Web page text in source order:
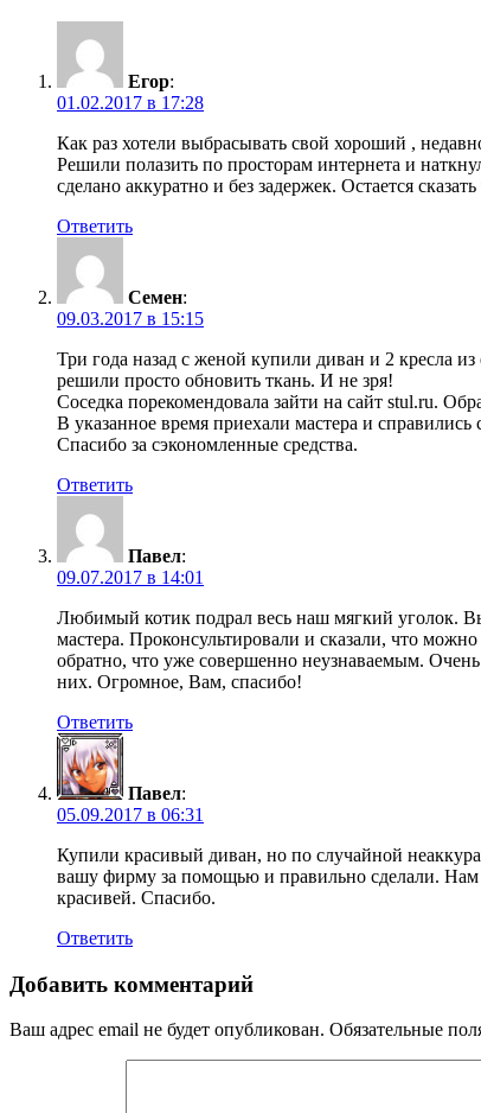
Егор:
01.02.2017 в 17:28
Как раз хотели выбрасывать свой хороший ,
Решили полазить по просторам интернета и
сделано аккуратно и без задержек. Остается
Ответить
Семен:
09.03.2017 в 15:15
Три года назад с женой купили диван и 2 кресла
решили просто обновить ткань. И не зря!
Соседка порекомендовала зайти на сайт stul.ru.
В указанное время приехали мастера и
Спасибо за сэкономленные средства.
Ответить
Павел:
09.07.2017 в 14:01
Любимый котик подрал весь наш мягкий уголок.
мастера. Проконсультировали и сказали, что
обратно, что уже совершенно неузнаваемым.
них. Огромное, Вам, спасибо!
Ответить
Павел:
05.09.2017 в 06:31
Купили красивый диван, но по случайной
вашу фирму за помощью и правильно сделали. Нам
красивей. Спасибо.
Ответить
Добавить комментарий
Ваш адрес email не будет опубликован. Обязательные